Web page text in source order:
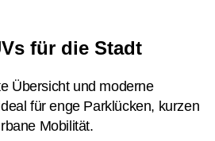
für die Stadt
Übersicht und moderne
für enge Parklücken, kurzen
Mobilität.